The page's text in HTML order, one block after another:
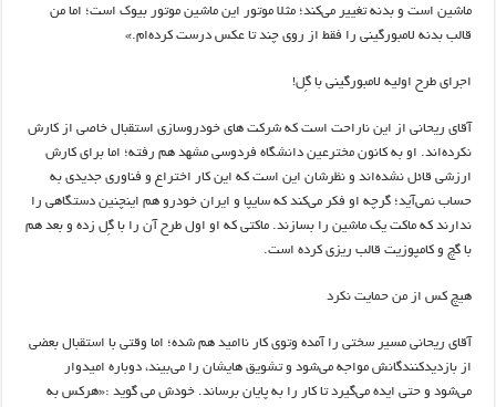
ماشین است و بدنه تغییر می‌کند؛ مثلا موتور این ماشین موتور بیوک است؛ اما من
قالب بدنه لامبورگینی را فقط از روی چند تا عکس درست کرده‌ام.»
اجرای طرح اولیه لامبورگینی با گِل!
آقای ریحانی از این ناراحت است که شرکت های خودروسازی استقبال خاصی از کارش
نکرده‌اند. او به کانون مخترعین دانشگاه فردوسی مشهد هم رفته؛ اما برای کارش
ارزشی قائل نشده‌اند و نظرشان این است که این کار اختراع و فناوری جدیدی به
حساب نمی‌آید؛ گرچه او فکر می‌کند که سایپا و ایران خودرو هم اینچنین دستگاهی را
ندارند که ماکت یک ماشین را بسازند. ماکتی که او اول طرح ‌آن را با گِل زده و بعد هم
با گچ و کامپوزیت قالب ریزی کرده است.
هیچ کس از من حمایت نکرد
آقای ریحانی مسیر سختی را آمده وتوی کار ناامید هم شده؛ اما وقتی با استقبال بعضی
از بازدیدکنندگانش مواجه می‌شود و تشویق هایشان را می‌بیند، دوباره امیدوار
می‌شود و حتی ایده می‌گیرد تا کار را به پایان برساند. خودش می گوید :«هرکس به